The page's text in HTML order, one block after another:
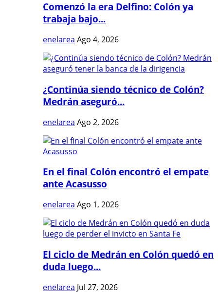
Comenzó la era Delfino: Colón ya
trabaja bajo...
enelarea Ago 4, 2026
¿Continúa siendo técnico de Colón?
Medrán aseguró...
enelarea Ago 2, 2026
En el final Colón encontró el empate
ante Acasusso
enelarea Ago 1, 2026
El ciclo de Medrán en Colón quedó en
duda luego...
enelarea Jul 27, 2026